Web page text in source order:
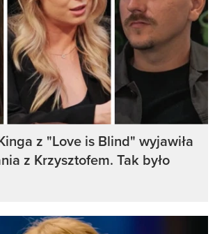
z "Love is Blind" wyjawiła
z Krzysztofem. Tak było